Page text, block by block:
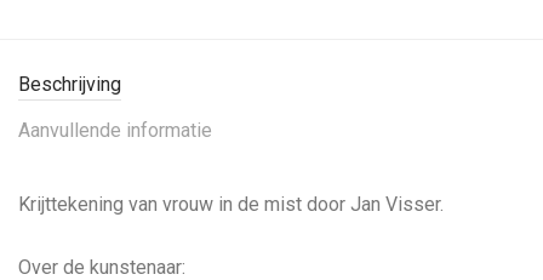
Beschrijving
Aanvullende informatie
Krijttekening van vrouw in de mist door Jan Visser.
Over de kunstenaar: